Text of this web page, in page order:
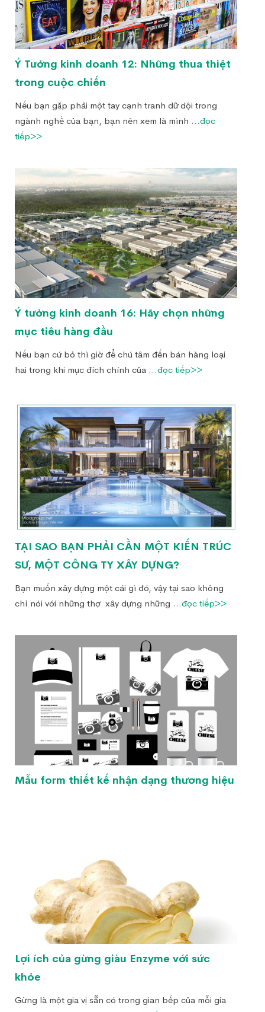
Ý Tưởng kinh doanh 12: Những thua thiệt
trong cuộc chiến
Nếu bạn gặp phải một tay cạnh tranh dữ dội trong
ngành nghề của bạn, bạn nên xem là mình ...đọc
tiếp>>
Ý tưởng kinh doanh 16: Hãy chọn những
mục tiêu hàng đầu
Nếu bạn cứ bỏ thì giờ để chú tâm đến bán hàng loại
hai trong khi mục đích chính của ...đọc tiếp>>
TẠI SAO BẠN PHẢI CẦN MỘT KIẾN TRÚC
SƯ, MỘT CÔNG TY XÂY DỰNG?
Bạn muốn xây dựng một cái gì đó, vậy tại sao không
chỉ nói với những thợ xây dựng những ...đọc tiếp>>
Mẫu form thiết kế nhận dạng thương hiệu
Lợi ích của gừng giàu Enzyme với sức
khỏe
Gừng là một gia vị sẵn có trong gian bếp của mỗi gia